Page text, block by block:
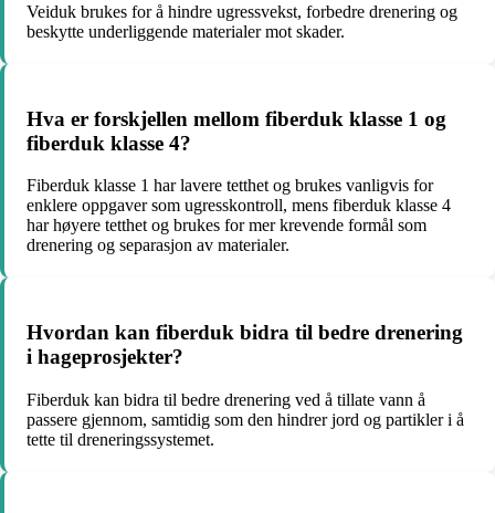
Veiduk brukes for å hindre ugressvekst, forbedre drenering og
beskytte underliggende materialer mot skader.
Hva er forskjellen mellom fiberduk klasse 1 og
fiberduk klasse 4?
Fiberduk klasse 1 har lavere tetthet og brukes vanligvis for
enklere oppgaver som ugresskontroll, mens fiberduk klasse 4
har høyere tetthet og brukes for mer krevende formål som
drenering og separasjon av materialer.
Hvordan kan fiberduk bidra til bedre drenering
i hageprosjekter?
Fiberduk kan bidra til bedre drenering ved å tillate vann å
passere gjennom, samtidig som den hindrer jord og partikler i å
tette til dreneringssystemet.